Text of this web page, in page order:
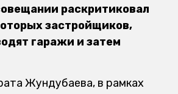
раскритиковал
застройщиков,
гаражи и затем
Жундубаева, в рамках